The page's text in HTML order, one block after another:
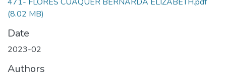
(8.02 MB)
Date
2023-02
Authors